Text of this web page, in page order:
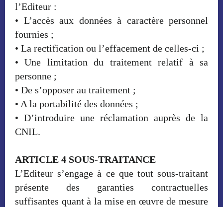
l’Editeur :
• L’accès aux données à caractère personnel
fournies ;
• La rectification ou l’effacement de celles-ci ;
• Une limitation du traitement relatif à sa
personne ;
• De s’opposer au traitement ;
• A la portabilité des données ;
• D’introduire une réclamation auprès de la
CNIL.
ARTICLE 4 SOUS-TRAITANCE
L’Editeur s’engage à ce que tout sous-traitant
présente des garanties contractuelles
suffisantes quant à la mise en œuvre de mesure